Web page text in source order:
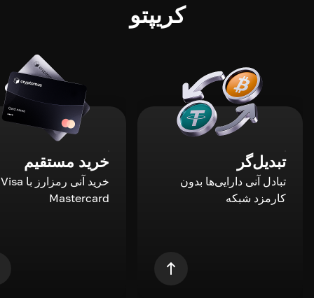
کریپتو
تبدیل‌گر
تبادل آنی دارایی‌ها بدون
کارمزد شبکه
خرید مستقیم
Mastercard